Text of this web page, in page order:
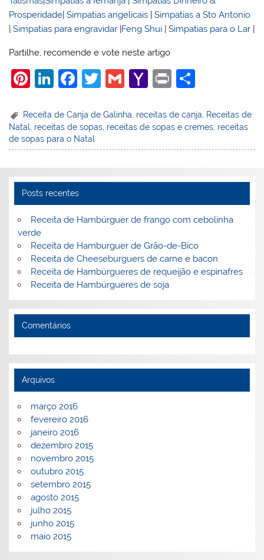
Prosperidade|Simpatias angelicais |Simpatias a Sto Antonio
|Simpatias para engravidar |Feng Shui |Simpatias para o Lar |
Partilhe, recomende e vote neste artigo
Pi
er
e
st
Li
k
e
dI
F
c
e
b
o
k
T
itt
er
G
ai
l
Y
h
o
o
l
Pr
t
ar
e
Receita de Canja de Galinha receitas de canja Receitas de
Natal receitas de sopas receitas de sopas e cremes receitas
de sopas para o Natal
Posts recentes
Receita de Hambúrguer de frango com cebolinha
verde
Receita de Hamburguer de Grão-de-Bico
Receita de Cheeseburguers de carne e bacon
Receita de Hambúrgueres de requeijão e espinafres
Receita de Hambúrgueres de soja
Comentários
Arquivos
março 2016
fevereiro 2016
janeiro 2016
dezembro 2015
novembro 2015
outubro 2015
setembro 2015
agosto 2015
julho 2015
junho 2015
maio 2015